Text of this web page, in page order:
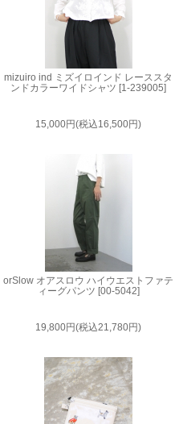
mizuiro ind ミズイロインド レーススタ
ンドカラーワイドシャツ [1-239005]
15,000円(税込16,500円)
orSlow オアスロウ ハイウエストファテ
ィーグパンツ [00-5042]
19,800円(税込21,780円)